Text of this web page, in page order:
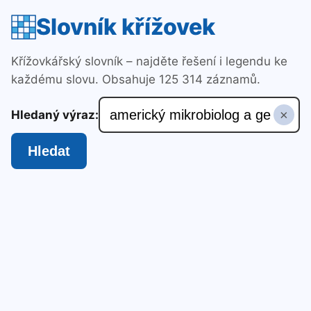
Slovník křížovek
Křížovkářský slovník – najděte řešení i legendu ke
každému slovu. Obsahuje 125 314 záznamů.
Hledaný výraz: ×
Hledat